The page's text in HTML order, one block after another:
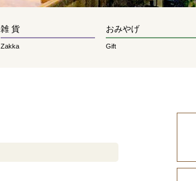
雑 貨
Zakka
おみやげ
Gift